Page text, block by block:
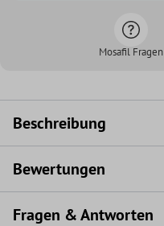
Mosafil Fragen
Beschreibung
Bewertungen
Fragen & Antworten